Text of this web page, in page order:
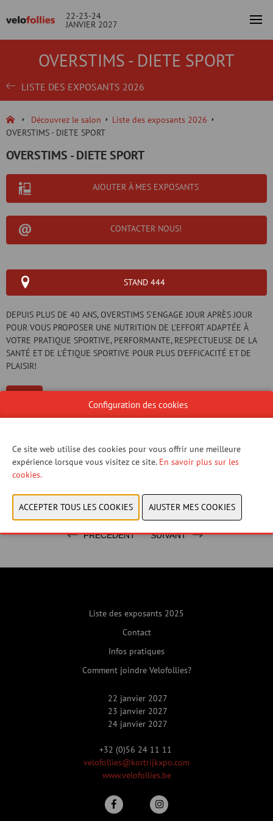
22-23-24
JANVIER 2027
OVERSTIMS - DIETE SPORT
LISTE DES EXPOSANTS 2026
Découvrez le salon
Liste des exposants 2026
OVERSTIMS - DIETE SPORT
OVERSTIMS - DIETE SPORT
AJOUTER À MES EXPOSANTS
CONTACTER NOUS!
STAND 444
DEPUIS PLUS DE 40 ANS, OVERSTIMS S'ENGAGE JOUR APRÈS JOUR
POUR VOUS PROPOSER UNE NUTRITION DE L'EFFORT ADAPTÉE À
VOTRE PRATIQUE SPORTIVE, PERFORMANTE, RESPECTUEUSE DE LA
SANTÉ ET DE L'ÉTIQUE SPORTIVE POUR PLUS D'EFFICACITÉ ET DE
PLAISIR!
GROUPE DE PRODUITS
PRÉCÉDENT SUIVANT
Liste des exposants 2025
Contact
Infos pratiques
Comment joindre Velofollies?
22 janvier 2027
23 janvier 2027
24 janvier 2027
+32 (0)56 24 11 11
velofollies@kortrijkxpo.com
www.velofollies.be
Configuration des cookies
Ce site web utilise des cookies pour vous offrir une meilleure
expérience lorsque vous visitez ce site. En savoir plus sur les
cookies.